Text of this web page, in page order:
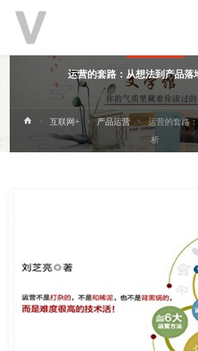
运营的套路：从想法到产品落
首
互联网+ 产品运营
运营的套路
析